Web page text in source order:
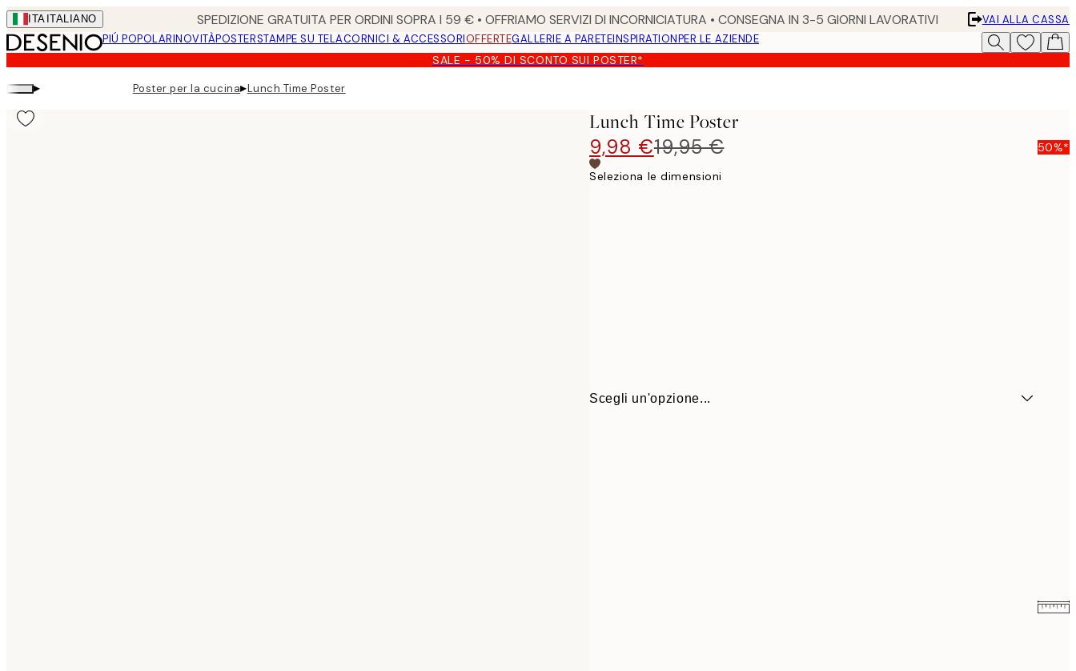
Skip
to
main
content.
ITA ITALIANO SPEDIZIONE GRATUITA PER ORDINI SOPRA I 59 € • OFFRIAMO SERVIZI DI INCORNICIATURA • CONSEGNA IN 3-5 GIORNI LAVORATIVI
VAI ALLA CASSA
PIÚ POPOLARINOVITÀPOSTERSTAMPE SU TELACORNICI & ACCESSORIOFFERTEGALLERIE A PARETEINSPIRATIONPER LE AZIENDE
SALE - 50% DI SCONTO SUI POSTER*
▸ Poster per la cucina▸Lunch Time Poster
Lunch Time Poster
9,98 €19,95 € 50%*
Seleziona le dimensioni
Scegli un'opzione...